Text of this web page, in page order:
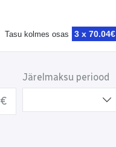
Tasu kolmes osas 3 x 70.04€
€
Järelmaksu periood